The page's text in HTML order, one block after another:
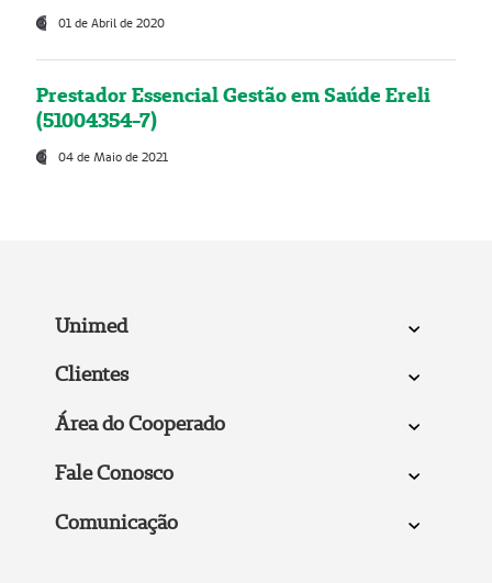
01 de Abril de 2020
Prestador Essencial Gestão em Saúde Ereli
(51004354-7)
04 de Maio de 2021
Unimed
Clientes
Área do Cooperado
Fale Conosco
Comunicação